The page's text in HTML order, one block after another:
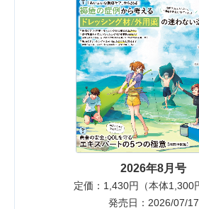
2026年8月号
定価：1,430円（本体1,300
発売日：2026/07/17